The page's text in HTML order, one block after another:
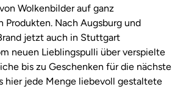
Wolkenbilder auf ganz
Produkten. Nach Augsburg und
jetzt auch in Stuttgart
neuen Lieblingspulli über verspielte
bis zu Geschenken für die nächste
hier jede Menge liebevoll gestaltete